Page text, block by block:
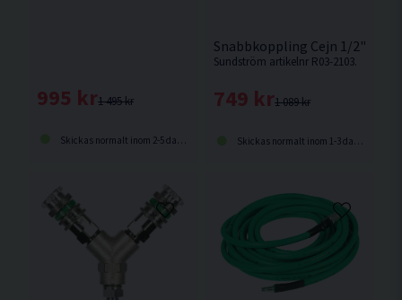
1 495 kr
995 kr
Skickas normalt inom 2-5 dagar
Snabbkoppling Cejn 1/2"
Sundström artikelnr R03-2103.
1 089 kr
749 kr
Skickas normalt inom 1-3 dagar